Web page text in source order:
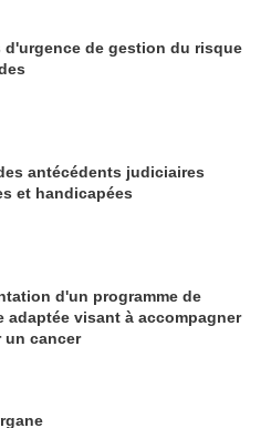
d'urgence de gestion du risque
antécédents judiciaires
et handicapées
d'un programme de
visant à accompagner
un cancer